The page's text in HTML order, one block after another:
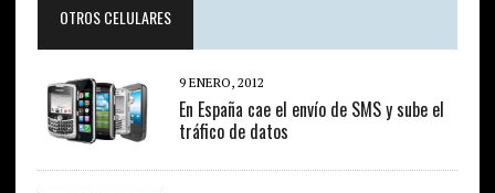
OTROS CELULARES
9 ENERO, 2012
En España cae el envío de SMS y sube el
tráfico de datos